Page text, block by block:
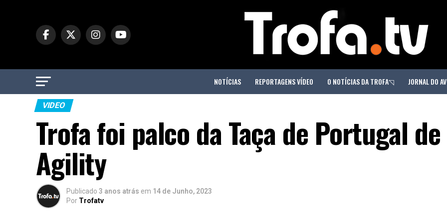
NOTÍCIAS REPORTAGENS VÍDEO O NOTÍCIAS DA TROFA◹ JORNAL DO
VIDEO
Trofa foi palco da Taça de Portugal de
Agility
Publicado 3 anos atrás em 14 de Junho, 2023
Por Trofatv